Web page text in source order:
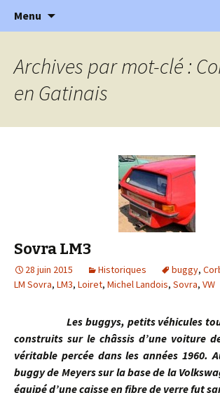
l'Automobile
l'automobile ancienne :
…
Menu
Archives par mot-clé :
en Gatinais
Sovra LM3
28 juin 2015 Historiques buggy,
LM Sovra, LM3, Loiret, Michel Landois, Sovra, VW
Les buggys, petits véhicules
construits sur le châssis d’une voiture
véritable percée dans les années 1960.
buggy de Meyers sur la base de la
équipé d’une caisse en fibre de verre fut